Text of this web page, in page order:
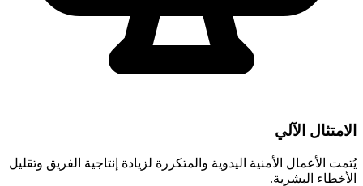
الامتثال الآلي
يُتمت الأعمال الأمنية اليدوية والمتكررة لزيادة إنتاجية الفريق وتقليل
الأخطاء البشرية.